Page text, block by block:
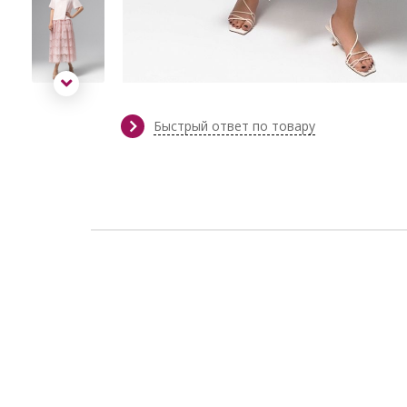
Быстрый ответ по товару